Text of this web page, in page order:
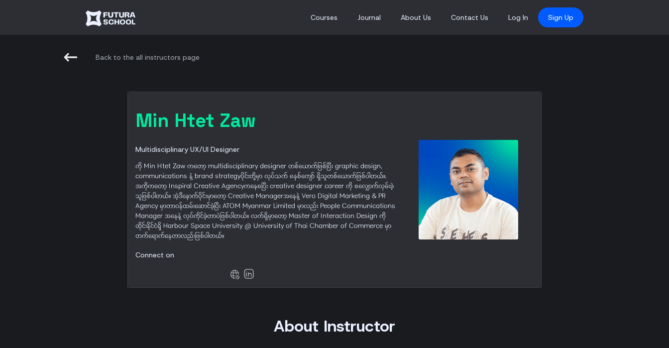
Courses Journal About Us Contact Us Log In Sign Up
Back to the all instructors page
Min Htet Zaw
Multidisciplinary UX/UI Designer
ကို Min Htet Zaw ကတော့ multidisciplinary designer တစ်ယောက်ဖြစ်ပြီး graphic design,
communications နဲ့ brand strategyပိုင်းတို့မှာ လုပ်သက် ၈နှစ်ကျော် ရှိသူတစ်ယောက်ဖြစ်ပါတယ်။.
အကိုကတော့ Inspiral Creative Agencyကနေစပြီး creative designer career ကို စလျှောက်လှမ်းခဲ့
သူဖြစ်ပါတယ်။ အဲ့ဒီနောက်ပိုင်းမှာတော့ Creative Managerအနေနဲ့ Vero Digital Marketing & PR
Agency မှာတာ၀န်ထမ်းဆောင်ခဲ့ပြီး ATOM Myanmar Limited မှာလည်း People Communications
Manager အနေနဲ့ လုပ်ကိုင်ခဲ့တာပဲဖြစ်ပါတယ်။ လက်ရှိမှာတော့ Master of Interaction Design ကို
ထိုင်းနိုင်ငံရှိ Harbour Space University @ University of Thai Chamber of Commerce မှာ
တက်ရောက်နေတာလည်းဖြစ်ပါတယ်။
Connect on
About Instructor